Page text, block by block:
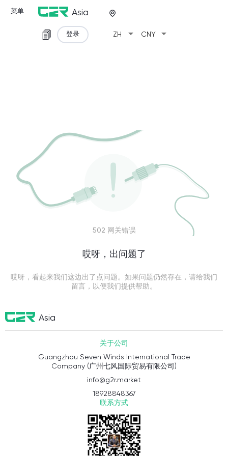
菜单 Asia
ZH arrow_drop_down CNY arrow_drop_down
登录
502 网关错误
哎呀，出问题了
哎呀，看起来我们这边出了点问题。如果问题仍然存在，请给我们
留言，以便我们提供帮助。
Asia
关于公司
Guangzhou Seven Winds International Trade
Company (广州七风国际贸易有限公司)
info@g2r.market
18928848367
联系方式